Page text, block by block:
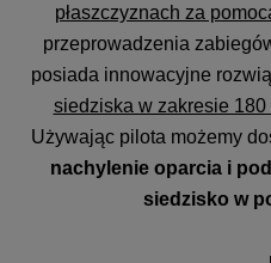
płaszczyznach za
przeprowadzenia
posiada innowacyjne
siedziska w zakresie 180
Używając pilota możemy
nachylenie oparcia i
siedzisko w